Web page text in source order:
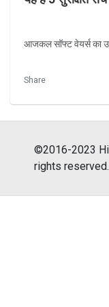
आजकल सॉफ्ट वेयर्स का
Share
©2016-2023
rights reserved.